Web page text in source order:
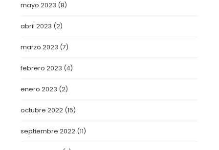
mayo 2023 (8)
abril 2023 (2)
marzo 2023 (7)
febrero 2023 (4)
enero 2023 (2)
octubre 2022 (15)
septiembre 2022 (11)